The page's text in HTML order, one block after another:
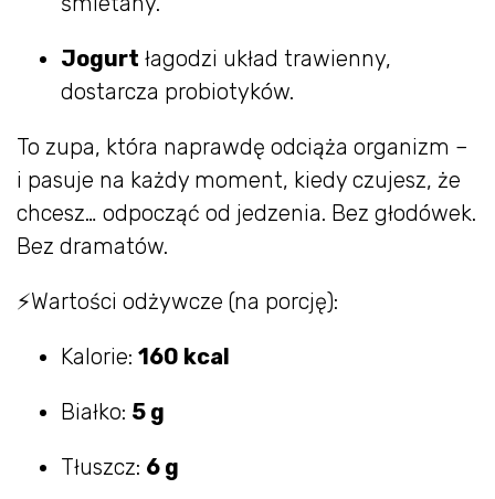
Jogurt łagodzi układ trawienny,
dostarcza probiotyków.
To zupa, która naprawdę odciąża organizm –
i pasuje na każdy moment, kiedy czujesz, że
chcesz… odpocząć od jedzenia. Bez głodówek.
Bez dramatów.
⚡Wartości odżywcze (na porcję):
Kalorie: 160 kcal
Białko: 5 g
Tłuszcz: 6 g